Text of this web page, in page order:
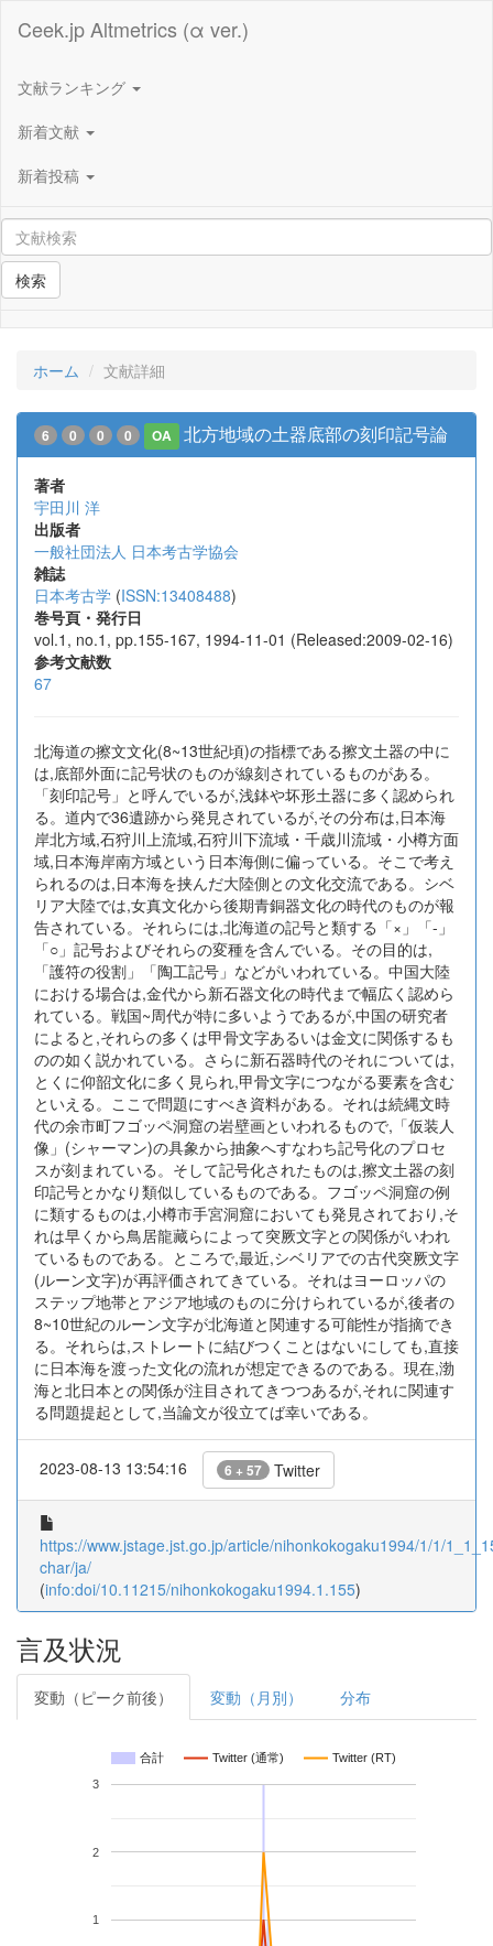
Ceek.jp Altmetrics (α ver.)
文献ランキング
新着文献
新着投稿
検索
ホーム 文献詳細
6 0 0 0 OA 北方地域の土器底部の刻印記号論
著者
宇田川 洋
出版者
一般社団法人 日本考古学協会
雑誌
日本考古学 (ISSN:13408488)
巻号頁・発行日
vol.1, no.1, pp.155-167, 1994-11-01 (Released:2009-02-16)
参考文献数
67
北海道の擦文文化(8~13世紀頃)の指標である擦文土器の中に
は,底部外面に記号状のものが線刻されているものがある。
「刻印記号」と呼んでいるが,浅鉢や坏形土器に多く認められ
る。道内で36遺跡から発見されているが,その分布は,日本海
岸北方域,石狩川上流域,石狩川下流域・千歳川流域・小樽方面
域,日本海岸南方域という日本海側に偏っている。そこで考え
られるのは,日本海を挟んだ大陸側との文化交流である。シベ
リア大陸では,女真文化から後期青銅器文化の時代のものが報
告されている。それらには,北海道の記号と類する「×」「-」
「○」記号およびそれらの変種を含んでいる。その目的は,
「護符の役割」「陶工記号」などがいわれている。中国大陸
における場合は,金代から新石器文化の時代まで幅広く認めら
れている。戦国~周代が特に多いようであるが,中国の研究者
によると,それらの多くは甲骨文字あるいは金文に関係するも
のの如く説かれている。さらに新石器時代のそれについては,
とくに仰韶文化に多く見られ,甲骨文字につながる要素を含む
といえる。ここで問題にすべき資料がある。それは続縄文時
代の余市町フゴッペ洞窟の岩壁画といわれるもので,「仮装人
像」(シャーマン)の具象から抽象へすなわち記号化のプロセ
スが刻まれている。そして記号化されたものは,擦文土器の刻
印記号とかなり類似しているものである。フゴッペ洞窟の例
に類するものは,小樽市手宮洞窟においても発見されており,そ
れは早くから鳥居龍藏らによって突厥文字との関係がいわれ
ているものである。ところで,最近,シベリアでの古代突厥文字
(ルーン文字)が再評価されてきている。それはヨーロッパの
ステップ地帯とアジア地域のものに分けられているが,後者の
8~10世紀のルーン文字が北海道と関連する可能性が指摘でき
る。それらは,ストレートに結びつくことはないにしても,直接
に日本海を渡った文化の流れが想定できるのである。現在,渤
海と北日本との関係が注目されてきつつあるが,それに関連す
る問題提起として,当論文が役立てば幸いである。
2023-08-13 13:54:16 6 + 57 Twitter
https://www.jstage.jst.go.jp/article/nihonkokogaku1994/1/1/
char/ja/
(info:doi/10.11215/nihonkokogaku1994.1.155)
言及状況
変動（ピーク前後） 変動（月別） 分布
合計 Twitter (通常) Twitter (RT)
1
2
3